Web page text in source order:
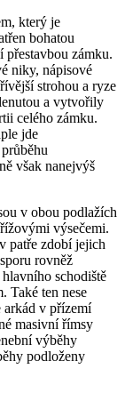
který je
bohatou
přestavbou zámku.
niky, nápisové
strohou a ryze
a vytvořily
celého zámku.
jde
však nanejvýš
v obou podlažích
výsečemi.
patře zdobí jejich
rovněž
schodiště
Také ten nese
arkád v přízemí
masivní římsy
výběhy
podloženy